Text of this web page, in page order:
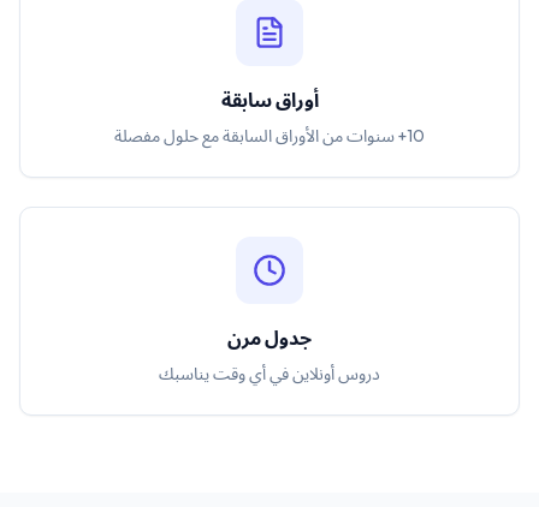
أوراق سابقة
10+ سنوات من الأوراق السابقة مع حلول مفصلة
جدول مرن
دروس أونلاين في أي وقت يناسبك